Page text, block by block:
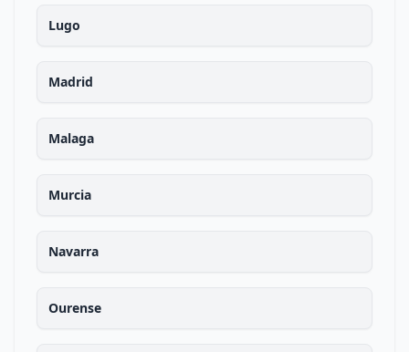
Lugo
Madrid
Malaga
Murcia
Navarra
Ourense